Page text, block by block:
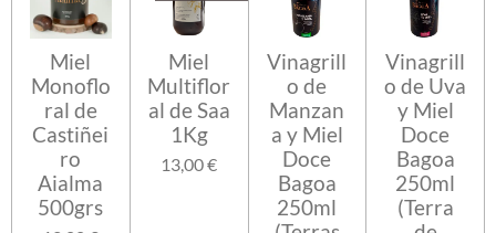
Miel
Monoflo
ral de
Castiñei
ro
Aialma
500grs
Miel
Multiflor
al de Saa
1Kg
13,00 €
Vinagrill
o de
Manzan
a y Miel
Doce
Bagoa
250ml
Vinagrill
o de Uva
y Miel
Doce
Bagoa
250ml
(Terra